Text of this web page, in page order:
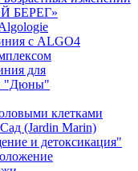
БЕРЕГ»
с ALGO4
для
"Дюны"
клетками
(Jardin Marin)
и детоксикация"